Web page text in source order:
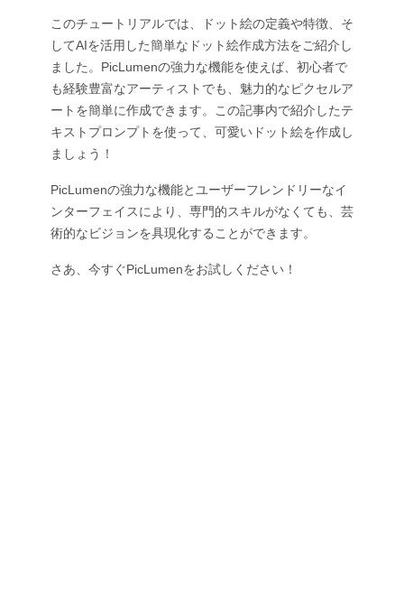
このチュートリアルでは、ドット絵の定義や特徴、そ
してAIを活用した簡単なドット絵作成方法をご紹介し
ました。PicLumenの強力な機能を使えば、初心者で
も経験豊富なアーティストでも、魅力的なピクセルア
ートを簡単に作成できます。この記事内で紹介したテ
キストプロンプトを使って、可愛いドット絵を作成し
ましょう！
PicLumenの強力な機能とユーザーフレンドリーなイ
ンターフェイスにより、専門的スキルがなくても、芸
術的なビジョンを具現化することができます。
さあ、今すぐPicLumenをお試しください！